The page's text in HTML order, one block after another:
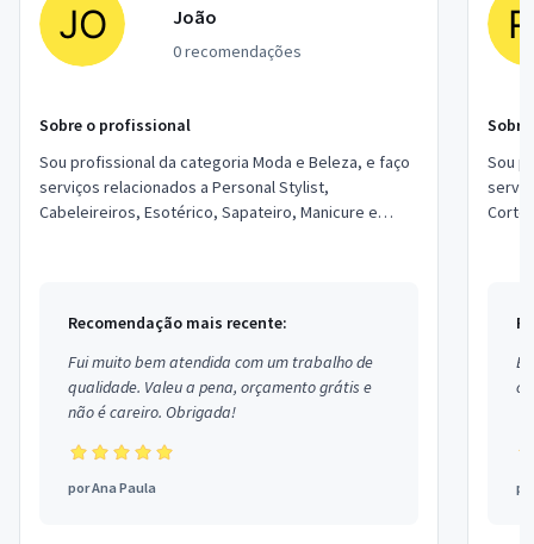
João
0 recomendações
Sobre o profissional
Sou profissional da categoria Moda e Beleza, e faço
serviços relacionados a Personal Stylist,
Cabeleireiros, Esotérico, Sapateiro, Manicure e
Recomendação mais recente:
Fui muito bem atendida com um trabalho de
qualidade. Valeu a pena, orçamento grátis e
não é careiro. Obrigada!
porAna Paula
Sou
Corte